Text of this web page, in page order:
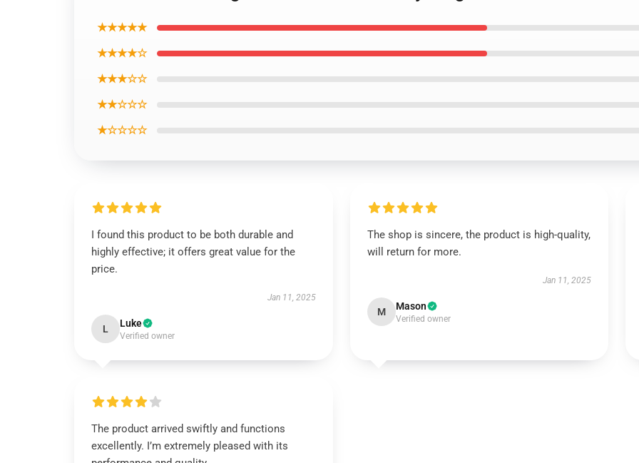
★★★★★
★★★★☆
★★★☆☆
★★☆☆☆
★☆☆☆☆
I found this product to be both durable and
highly effective; it offers great value for the
price.
Jan 11, 2025
L Luke
Verified owner
The shop is sincere, the product is high-quality,
will return for more.
Jan 11, 2025
M Mason
Verified owner
The product arrived swiftly and functions
excellently. I’m extremely pleased with its